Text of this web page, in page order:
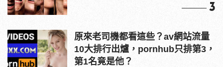
3
原來老司機都看這些？av網站流量
10大排行出爐，pornhub只排第3，
第1名竟是他？